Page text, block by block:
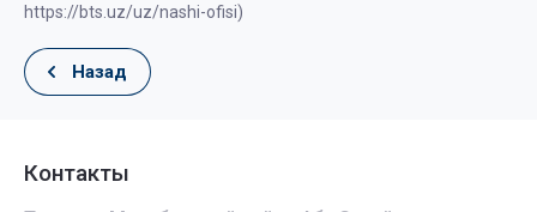
https://bts.uz/uz/nashi-ofisi)
Назад
Контакты